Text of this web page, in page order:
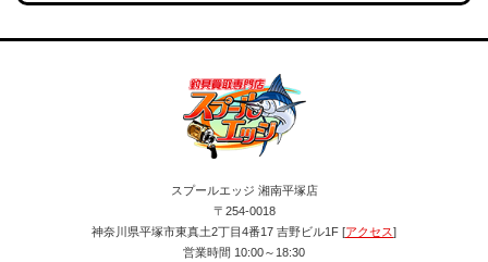
スプールエッジ 湘南平塚店
〒254-0018
神奈川県平塚市東真土2丁目4番17 吉野ビル1F [アクセス]
営業時間 10:00～18:30